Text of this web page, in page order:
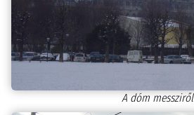
A dóm messziről